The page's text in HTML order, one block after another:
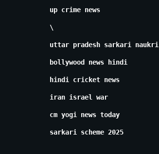
up crime news
\
uttar pradesh sarkari naukri
bollywood news hindi
hindi cricket news
iran israel war
cm yogi news today
sarkari scheme 2025